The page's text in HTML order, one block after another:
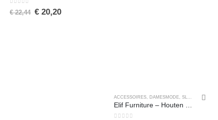
0 van de 5
€22,44 €20,20
ACCESSOIRES DAMESMODE SLEUTELHANGERS